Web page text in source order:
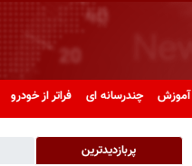
آموزش چندرسانه ای فراتر از خودرو
پربازدیدترین